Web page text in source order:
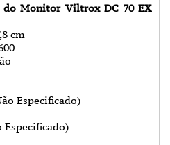
do Monitor Viltrox DC 70 EX
cm
Especificado)
Especificado)